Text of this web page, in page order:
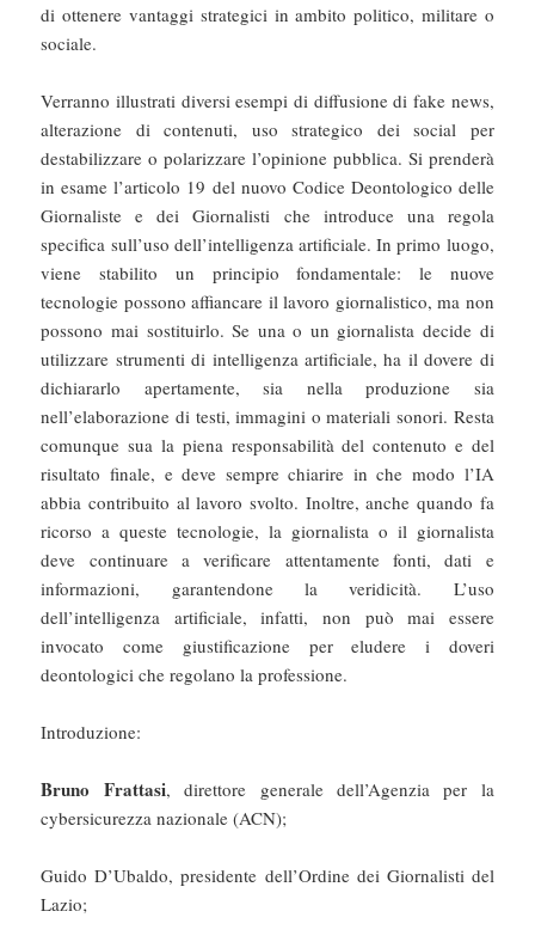
di ottenere vantaggi strategici in ambito politico, militare o
sociale.
Verranno illustrati diversi esempi di diffusione di fake news,
alterazione di contenuti, uso strategico dei social per
destabilizzare o polarizzare l’opinione pubblica. Si prenderà
in esame l’articolo 19 del nuovo Codice Deontologico delle
Giornaliste e dei Giornalisti che introduce una regola
specifica sull’uso dell’intelligenza artificiale. In primo luogo,
viene stabilito un principio fondamentale: le nuove
tecnologie possono affiancare il lavoro giornalistico, ma non
possono mai sostituirlo. Se una o un giornalista decide di
utilizzare strumenti di intelligenza artificiale, ha il dovere di
dichiararlo apertamente, sia nella produzione sia
nell’elaborazione di testi, immagini o materiali sonori. Resta
comunque sua la piena responsabilità del contenuto e del
risultato finale, e deve sempre chiarire in che modo l’IA
abbia contribuito al lavoro svolto. Inoltre, anche quando fa
ricorso a queste tecnologie, la giornalista o il giornalista
deve continuare a verificare attentamente fonti, dati e
informazioni, garantendone la veridicità. L’uso
dell’intelligenza artificiale, infatti, non può mai essere
invocato come giustificazione per eludere i doveri
deontologici che regolano la professione.
Introduzione:
Bruno Frattasi, direttore generale dell’Agenzia per la
cybersicurezza nazionale (ACN);
Guido D’Ubaldo, presidente dell’Ordine dei Giornalisti del
Lazio;